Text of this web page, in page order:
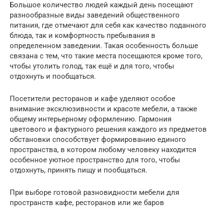
Большое количество людей каждый день посещают
разнообразные виды заведений общественного
питания, где отмечают для себя как качество поданного
блюда, так и комфортность пребывания в
определенном заведении. Такая особенность больше
связана с тем, что такие места посещаются кроме того,
чтобы утолить голод, так ещё и для того, чтобы
отдохнуть и пообщаться.
Посетители ресторанов и кафе уделяют особое
внимание эксклюзивности и красоте мебели, а также
общему интерьерному оформлению. Гармония
цветового и фактурного решения каждого из предметов
обстановки способствует формированию единого
пространства, в котором любому человеку находится
особенное уютное пространство для того, чтобы
отдохнуть, принять пищу и пообщаться.
При выборе готовой разновидности мебели для
пространств кафе, ресторанов или же баров